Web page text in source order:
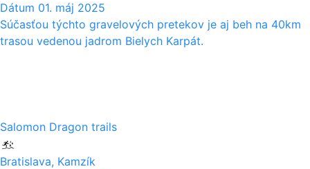
Dátum 01. máj 2025
Súčasťou týchto gravelových pretekov je aj beh na 40km
trasou vedenou jadrom Bielych Karpát.
Salomon Dragon trails
Bratislava, Kamzík